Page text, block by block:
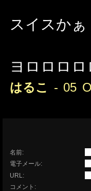
スイスか
ヨロロロ
はるこ - 05
名前:
電子メール:
URL:
コメント: